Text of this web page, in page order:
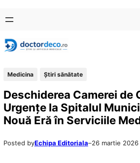
conținut
content
Medicina Ştiri sănătate
Deschiderea Camerei de
Urgențe la Spitalul
Nouă Eră în Serviciile
Posted byEchipa Editoriala–26 martie 2026